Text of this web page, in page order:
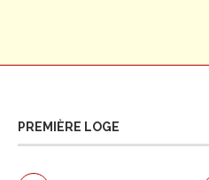
PREMIÈRE LOGE